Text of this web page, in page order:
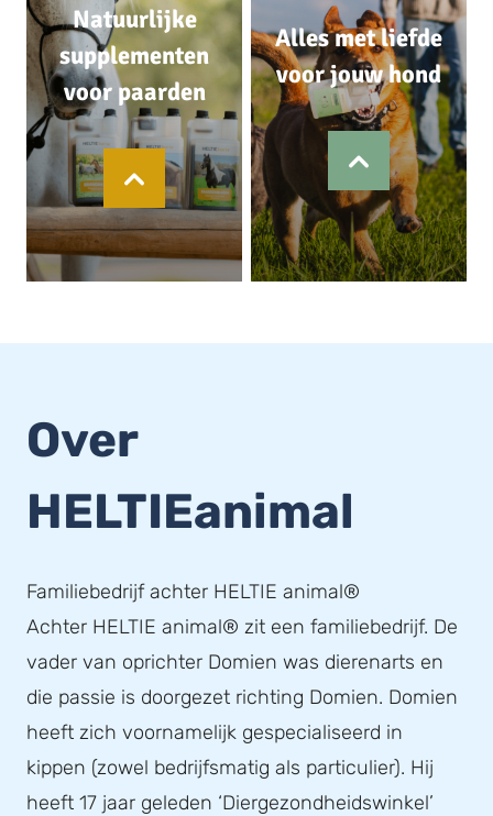
Natuurlijke
supplementen
voor paarden
Alles met liefde
voor jouw hond
Over
HELTIEanimal
Familiebedrijf achter HELTIE animal®
Achter HELTIE animal® zit een familiebedrijf. De
vader van oprichter Domien was dierenarts en
die passie is doorgezet richting Domien. Domien
heeft zich voornamelijk gespecialiseerd in
kippen (zowel bedrijfsmatig als particulier). Hij
heeft 17 jaar geleden ‘Diergezondheidswinkel’